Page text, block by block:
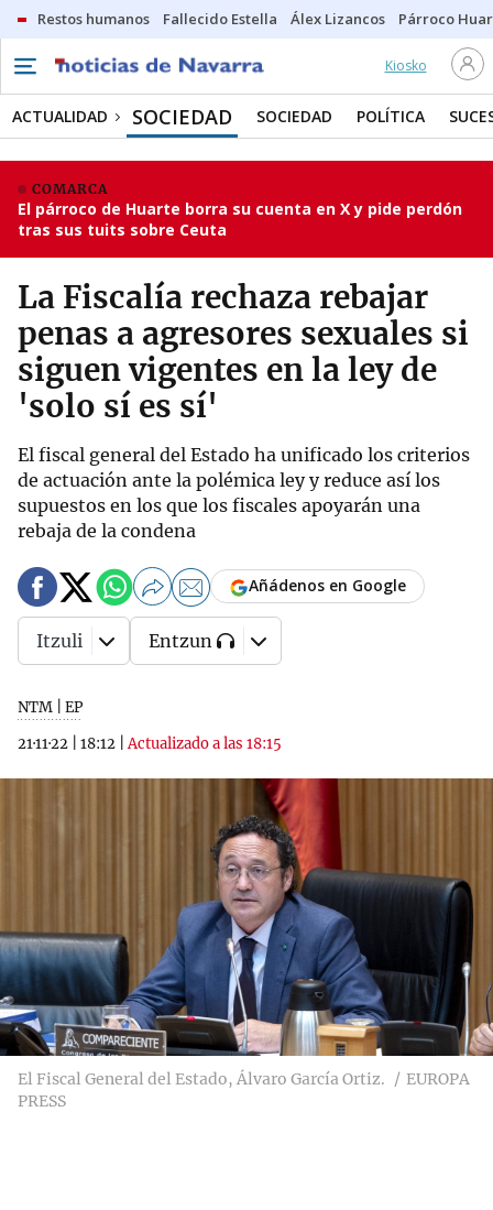
Restos humanos Fallecido Estella Álex Lizancos Párroco
Kiosko
ACTUALIDAD SOCIEDAD SOCIEDAD POLÍTICA
COMARCA
El párroco de Huarte borra su cuenta en X y pide perdón
tras sus tuits sobre Ceuta
La Fiscalía rechaza rebajar
penas a agresores sexuales si
siguen vigentes en la ley de
'solo sí es sí'
El fiscal general del Estado ha unificado los criterios
de actuación ante la polémica ley y reduce así los
supuestos en los que los fiscales apoyarán una
rebaja de la condena
NTM | EP
21·11·22
18:12 |Actualizado a las 18:15
Añádenos en Google
Itzuli Entzun
El Fiscal General del Estado, Álvaro García Ortiz.
EUROPA
PRESS